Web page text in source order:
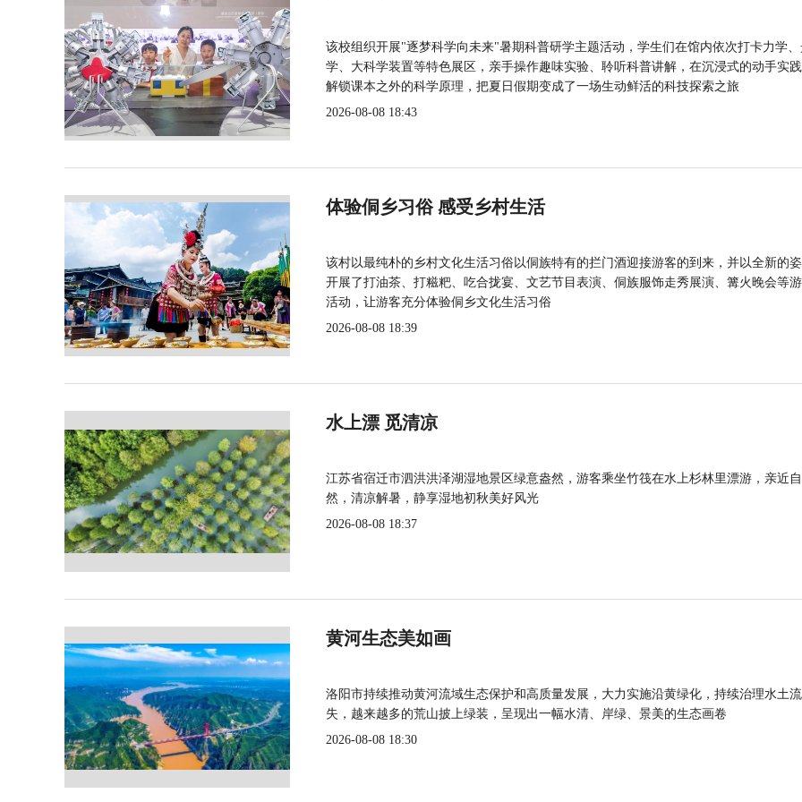
该校组织开展"逐梦科学向未来"暑期科普研学主题活动，学生们在馆内依次打卡力学
学、大科学装置等特色展区，亲手操作趣味实验、聆听科普讲解，在沉浸式的动手实
解锁课本之外的科学原理，把夏日假期变成了一场生动鲜活的科技探索之旅
2026-08-08 18:43
体验侗乡习俗 感受乡村生活
该村以最纯朴的乡村文化生活习俗以侗族特有的拦门酒迎接游客的到来，并以全新的
开展了打油茶、打糍粑、吃合拢宴、文艺节目表演、侗族服饰走秀展演、篝火晚会等
活动，让游客充分体验侗乡文化生活习俗
2026-08-08 18:39
水上漂 觅清凉
江苏省宿迁市泗洪洪泽湖湿地景区绿意盎然，游客乘坐竹筏在水上杉林里漂游，亲近自
然，清凉解暑，静享湿地初秋美好风光
2026-08-08 18:37
黄河生态美如画
洛阳市持续推动黄河流域生态保护和高质量发展，大力实施沿黄绿化，持续治理水土流
失，越来越多的荒山披上绿装，呈现出一幅水清、岸绿、景美的生态画卷
2026-08-08 18:30